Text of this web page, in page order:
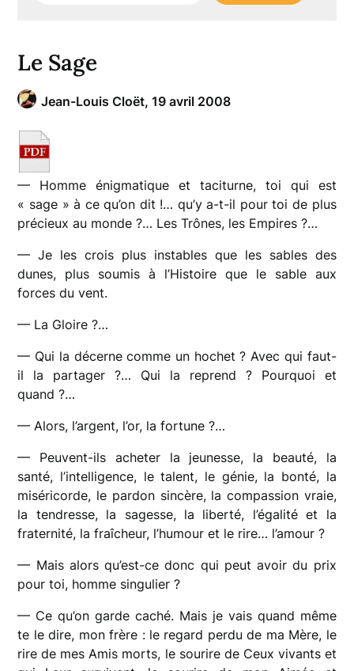
Le Sage
Jean-Louis Cloët,19 avril 2008
— Homme énigmatique et taciturne, toi qui est
« sage » à ce qu’on dit !… qu’y a-t-il pour toi de plus
précieux au monde ?… Les Trônes, les Empires ?…
— Je les crois plus instables que les sables des
dunes, plus soumis à l’Histoire que le sable aux
forces du vent.
— La Gloire ?…
— Qui la décerne comme un hochet ? Avec qui faut-
il la partager ?… Qui la reprend ? Pourquoi et
quand ?…
— Alors, l’argent, l’or, la fortune ?…
— Peuvent-ils acheter la jeunesse, la beauté, la
santé, l’intelligence, le talent, le génie, la bonté, la
miséricorde, le pardon sincère, la compassion vraie,
la tendresse, la sagesse, la liberté, l’égalité et la
fraternité, la fraîcheur, l’humour et le rire… l’amour ?
— Mais alors qu’est-ce donc qui peut avoir du prix
pour toi, homme singulier ?
— Ce qu’on garde caché. Mais je vais quand même
te le dire, mon frère : le regard perdu de ma Mère, le
rire de mes Amis morts, le sourire de Ceux vivants et